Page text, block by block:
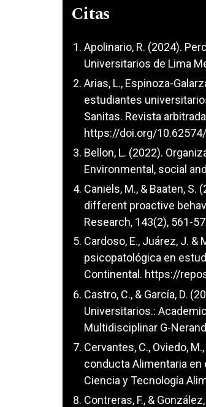
Citas
Apolinario, R. (2024).
Universitarios de Lima
Arias, L., Espinoza-
estudiantes
Sanitas. Revista
https://doi.org/
Bellon, L. (2022).
Environmental, social
Caniëls, M., & Baaten,
different proactive
Research, 143(2), 561-
Cardoso, E., Juárez, J.
psicopatológica en
Continental. https://
Castro, C., & García, D.
Universitarios.:
Multidisciplinar G-
Cervantes, C., Oviedo,
conducta Alimentaria
Ciencia y Tecnología
Contreras, F., &